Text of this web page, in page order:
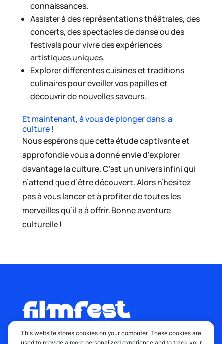
connaissances.
Assister à des représentations théâtrales, des
concerts, des spectacles de danse ou des
festivals pour vivre des expériences
artistiques uniques.
Explorer différentes cuisines et traditions
culinaires pour éveiller vos papilles et
découvrir de nouvelles saveurs.
Et maintenant, à vous de plonger dans la
culture !
Nous espérons que cette étude captivante et
approfondie vous a donné envie d’explorer
davantage la culture. C’est un univers infini qui
n’attend que d’être découvert. Alors n’hésitez
pas à vous lancer et à profiter de toutes les
merveilles qu’il a à offrir. Bonne aventure
culturelle !
This website stores cookies on your computer. These cookies are
used to provide a more personalized experience and to track your